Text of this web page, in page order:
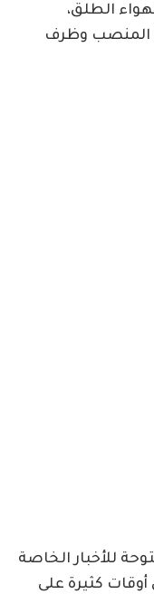
الطلق،
المنصب وظرف
للأخبار الخاصة
كثيرة على